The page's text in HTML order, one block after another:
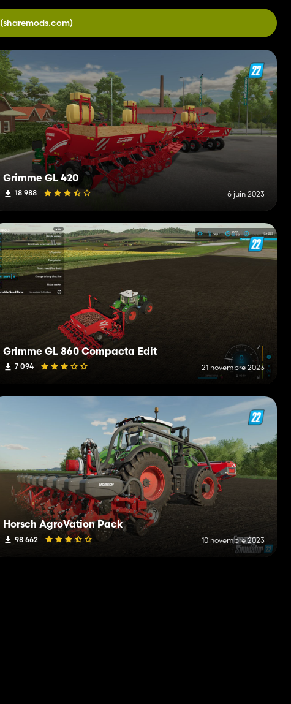
(sharemods.com)
Grimme GL 420
18 988 6 juin 2023
Grimme GL 860 Compacta Edit
7 094 21 novembre 2023
Horsch AgroVation Pack
98 662 10 novembre 2023